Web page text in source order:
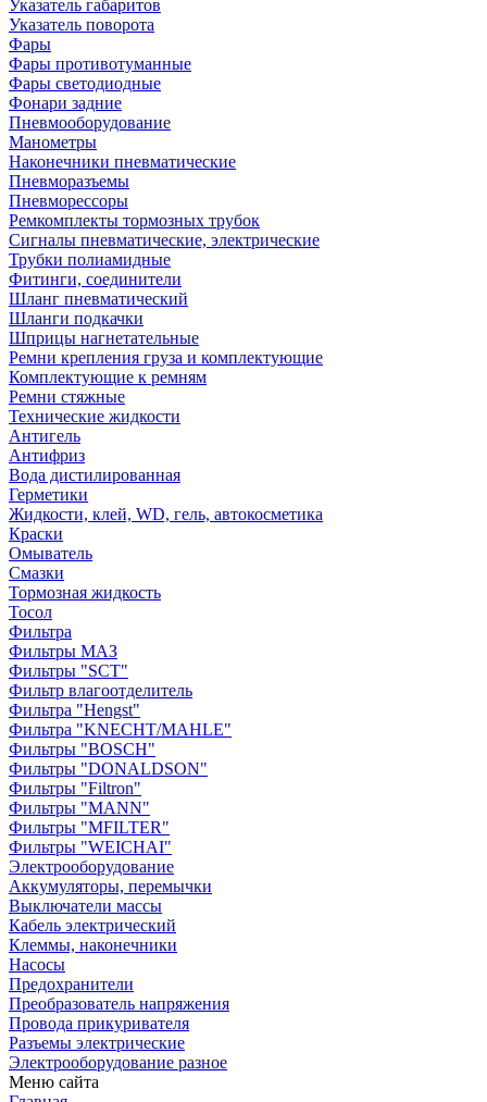
Указатель габаритов
Указатель поворота
Фары
Фары противотуманные
Фары светодиодные
Фонари задние
Пневмооборудование
Манометры
Наконечники пневматические
Пневморазъемы
Пневморессоры
Ремкомплекты тормозных трубок
Сигналы пневматические, электрические
Трубки полиамидные
Фитинги, соединители
Шланг пневматический
Шланги подкачки
Шприцы нагнетательные
Ремни крепления груза и комплектующие
Комплектующие к ремням
Ремни стяжные
Технические жидкости
Антигель
Антифриз
Вода дистилированная
Герметики
Жидкости, клей, WD, гель, автокосметика
Краски
Омыватель
Смазки
Тормозная жидкость
Тосол
Фильтра
Фильтры МАЗ
Фильтры "SCT"
Фильтр влагоотделитель
Фильтра "Hengst"
Фильтра "KNECHT/MAHLE"
Фильтры "BOSCH"
Фильтры "DONALDSON"
Фильтры "Filtron"
Фильтры "MANN"
Фильтры "MFILTER"
Фильтры "WEICHAI"
Электрооборудование
Аккумуляторы, перемычки
Выключатели массы
Кабель электрический
Клеммы, наконечники
Насосы
Предохранители
Преобразователь напряжения
Провода прикуривателя
Разъемы электрические
Электрооборудование разное
Меню сайта